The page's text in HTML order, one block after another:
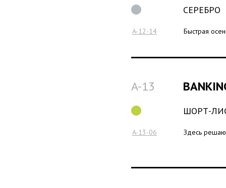
СЕРЕБРО
A-12-14 Быстрая
A-13
ШОРТ-
A-13-06 Здесь